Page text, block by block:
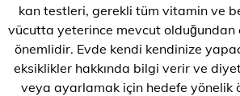
kan testleri, gerekli tüm vitamin ve
vücutta yeterince mevcut olduğundan
önemlidir. Evde kendi kendinize
eksiklikler hakkında bilgi verir ve
veya ayarlamak için hedefe yönelik